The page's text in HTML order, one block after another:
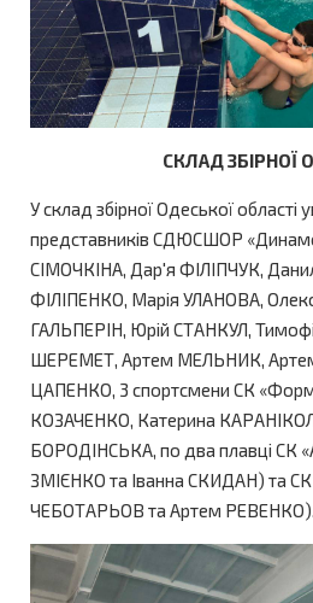
СКЛАД ЗБІРНОЇ
У склад збірної Одеської області
представників СДЮСШОР
СІМОЧКІНА, Дар'я ФІЛІПЧУК,
ФІЛІПЕНКО, Марія УЛАНОВА,
ГАЛЬПЕРІН, Юрій СТАНКУЛ,
ШЕРЕМЕТ, Артем МЕЛЬНИК,
ЦАПЕНКО, 3 спортсмени СК
КОЗАЧЕНКО, Катерина
БОРОДІНСЬКА, по два плавці СК
ЗМІЄНКО та Іванна СКИДАН) та СК
ЧЕБОТАРЬОВ та Артем РЕВЕНКО).